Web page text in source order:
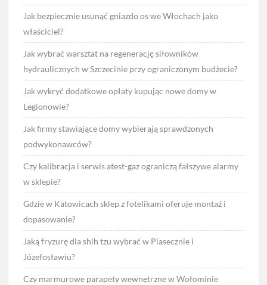
Jak bezpiecznie usunąć gniazdo os we Włochach jako
właściciel?
Jak wybrać warsztat na regenerację siłowników
hydraulicznych w Szczecinie przy ograniczonym budżecie?
Jak wykryć dodatkowe opłaty kupując nowe domy w
Legionowie?
Jak firmy stawiające domy wybierają sprawdzonych
podwykonawców?
Czy kalibracja i serwis atest-gaz ograniczą fałszywe alarmy
w sklepie?
Gdzie w Katowicach sklep z fotelikami oferuje montaż i
dopasowanie?
Jaką fryzurę dla shih tzu wybrać w Piasecznie i
Józefosławiu?
Czy marmurowe parapety wewnętrzne w Wołominie